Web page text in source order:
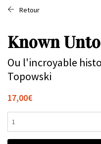
Retour
Known
Ou l'incroyable
Topowski
17,00€
de